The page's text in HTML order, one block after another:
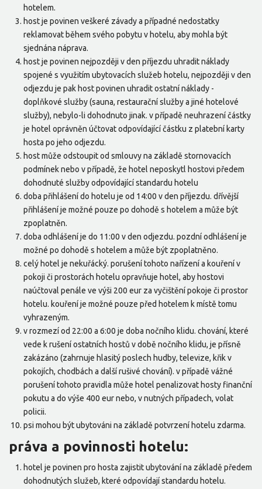
hotelem.
host je povinen veškeré závady a případné nedostatky
reklamovat během svého pobytu v hotelu, aby mohla být
sjednána náprava.
host je povinen nejpozději v den příjezdu uhradit náklady
spojené s využitím ubytovacích služeb hotelu, nejpozději v den
odjezdu je pak host povinen uhradit ostatní náklady -
doplňkové služby (sauna, restaurační služby a jiné hotelové
služby), nebylo-li dohodnuto jinak. v případě neuhrazení částky
je hotel oprávněn účtovat odpovídající částku z platební karty
hosta po jeho odjezdu.
host může odstoupit od smlouvy na základě stornovacích
podmínek nebo v případě, že hotel neposkytl hostovi předem
dohodnuté služby odpovídající standardu hotelu
doba přihlášení do hotelu je od 14:00 v den příjezdu. dřívější
přihlášení je možné pouze po dohodě s hotelem a může být
zpoplatněn.
doba odhlášení je do 11:00 v den odjezdu. pozdní odhlášení je
možné po dohodě s hotelem a může být zpoplatněno.
celý hotel je nekuřácký. porušení tohoto nařízení a kouření v
pokoji či prostorách hotelu opravňuje hotel, aby hostovi
naúčtoval penále ve výši 200 eur za vyčištění pokoje či prostor
hotelu. kouření je možné pouze před hotelem k místě tomu
vyhrazeným.
v rozmezí od 22:00 a 6:00 je doba nočního klidu. chování, které
vede k rušení ostatních hostů v době nočního klidu, je přísně
zakázáno (zahrnuje hlasitý poslech hudby, televize, křik v
pokojích, chodbách a další rušivé chování). v případě vážné
porušení tohoto pravidla může hotel penalizovat hosty finanční
pokutu a do výše 400 eur nebo, v nutných případech, volat
policii.
psi mohou být ubytováni na základě potvrzení hotelu zdarma.
práva a povinnosti hotelu:
hotel je povinen pro hosta zajistit ubytování na základě předem
dohodnutých služeb, které odpovídají standardu hotelu.